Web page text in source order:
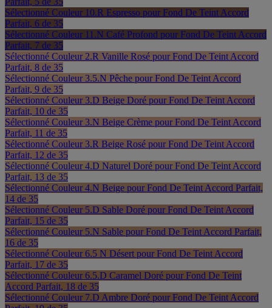
Sélectionné Couleur 10.R Espresso pour Fond De Teint Accord
Parfait, 6 de 35
Sélectionné Couleur 11.N Café Profond pour Fond De Teint Accord
Parfait, 7 de 35
Sélectionné Couleur 2.R Vanille Rosé pour Fond De Teint Accord
Parfait, 8 de 35
Sélectionné Couleur 3.5.N Pêche pour Fond De Teint Accord
Parfait, 9 de 35
Sélectionné Couleur 3.D Beige Doré pour Fond De Teint Accord
Parfait, 10 de 35
Sélectionné Couleur 3.N Beige Crème pour Fond De Teint Accord
Parfait, 11 de 35
Sélectionné Couleur 3.R Beige Rosé pour Fond De Teint Accord
Parfait, 12 de 35
Sélectionné Couleur 4.D Naturel Doré pour Fond De Teint Accord
Parfait, 13 de 35
Sélectionné Couleur 4.N Beige pour Fond De Teint Accord Parfait,
14 de 35
Sélectionné Couleur 5.D Sable Doré pour Fond De Teint Accord
Parfait, 15 de 35
Sélectionné Couleur 5.N Sable pour Fond De Teint Accord Parfait,
16 de 35
Sélectionné Couleur 6.5 N Désert pour Fond De Teint Accord
Parfait, 17 de 35
Sélectionné Couleur 6.5.D Caramel Doré pour Fond De Teint
Accord Parfait, 18 de 35
Sélectionné Couleur 7.D Ambre Doré pour Fond De Teint Accord